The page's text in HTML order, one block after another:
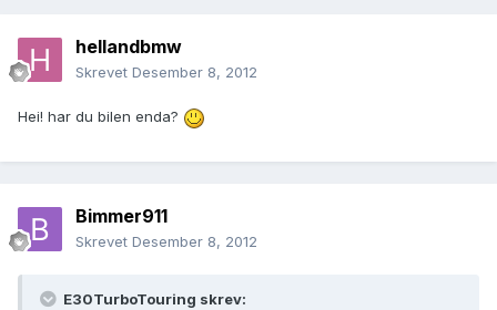
hellandbmw
Skrevet Desember 8, 2012
Hei! har du bilen enda?
Bimmer911
Skrevet Desember 8, 2012
E30TurboTouring skrev: